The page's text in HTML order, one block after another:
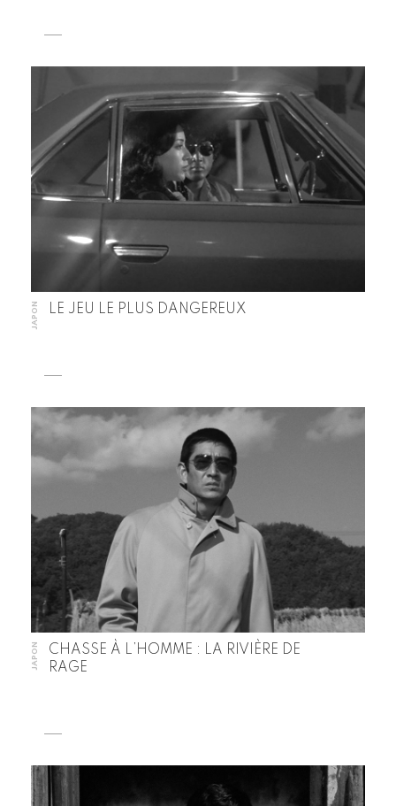
JAPON LE JEU LE PLUS DANGEREUX
JAPON
CHASSE À L’HOMME : LA RIVIÈRE DE
RAGE